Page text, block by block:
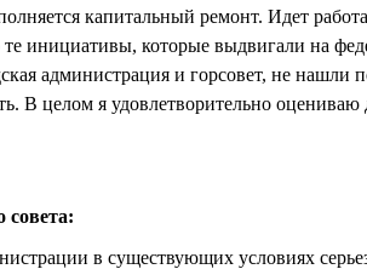
капитальный ремонт. Идет
те инициативы, которые выдвигали на
администрация и горсовет, не нашли
В целом я удовлетворительно оцениваю
совета:
в существующих условиях